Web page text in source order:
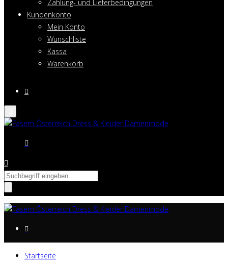
Zahlung- und Lieferbedingungen
Kundenkonto
Mein Konto
Wunschliste
Kassa
Warenkorb
Suche
Startseite